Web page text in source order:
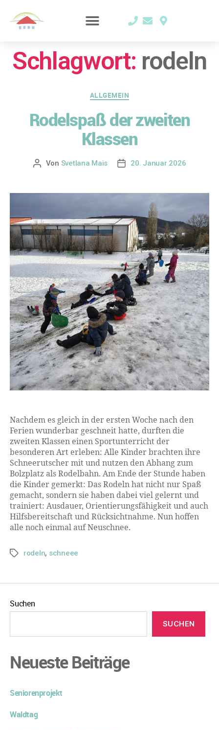
Schlagwort: rodeln
ALLGEMEIN
Rodelspaß der zweiten
Klassen
Von Svetlana Mais 20. Januar 2026
Nachdem es gleich in der ersten Woche nach den
Ferien wunderbar geschneit hatte, durften die
zweiten Klassen einen Sportunterricht der
besonderen Art erleben: Alle Kinder brachten ihre
Schneerutscher mit und nutzen den Abhang zum
Bolzplatz als Rodelbahn. Am Ende der Stunde haben
die Kinder gemerkt: Das Rodeln hat nicht nur Spaß
gemacht, sondern sie haben dabei viel gelernt und
trainiert: Ausdauer, Orientierungsfähigkeit und auch
Hilfsbereitschaft und Rücksichtnahme. Nun hoffen
alle noch einmal auf Neuschnee.
rodeln, schneee
Suchen
SUCHEN
Neueste Beiträge
Seniorenprojekt
Waldtag